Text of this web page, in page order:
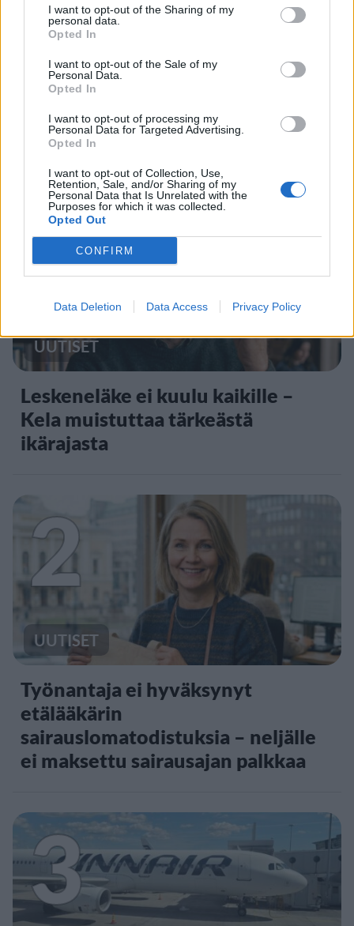
I want to opt-out of the Sharing of my
personal data.
Opted In
I want to opt-out of the Sale of my
Personal Data.
Opted In
I want to opt-out of processing my
Personal Data for Targeted Advertising.
Opted In
I want to opt-out of Collection, Use,
Retention, Sale, and/or Sharing of my
Personal Data that Is Unrelated with the
Purposes for which it was collected.
Opted Out
CONFIRM
Data Deletion Data Access Privacy Policy
Staran luetuimmat
1
UUTISET
Leskeneläke ei kuulu kaikille –
Kela muistuttaa tärkeästä
ikärajasta
2
UUTISET
Työnantaja ei hyväksynyt
etälääkärin
sairauslomatodistuksia – neljälle
ei maksettu sairausajan palkkaa
3